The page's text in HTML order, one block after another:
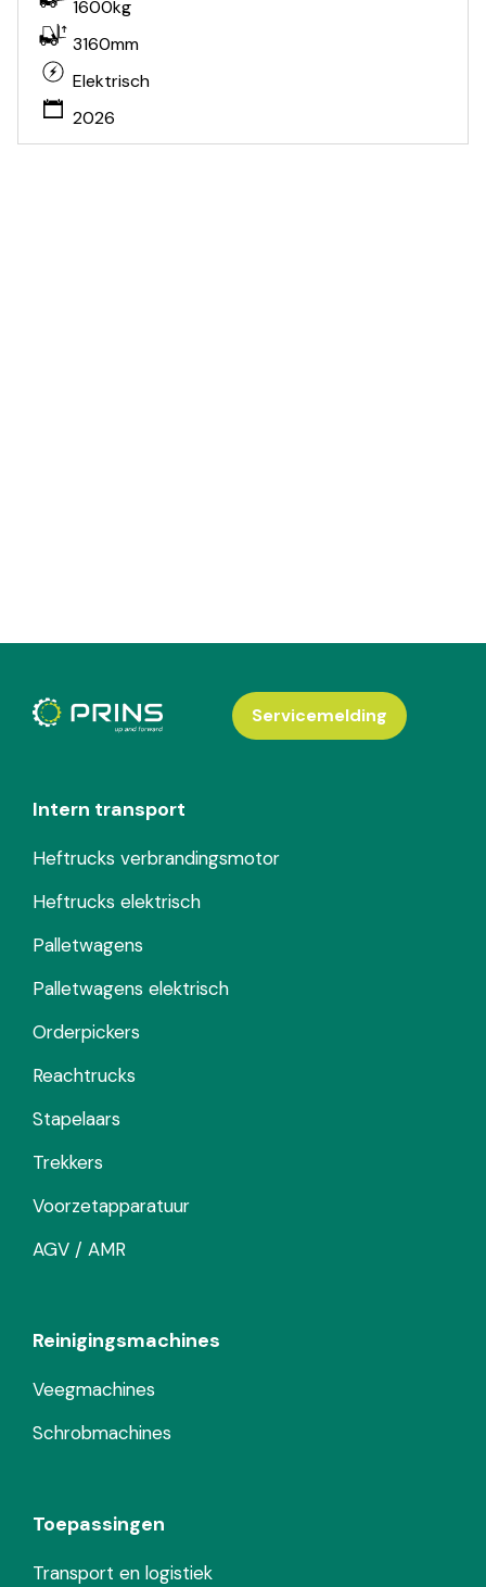
1600kg
3160mm
Elektrisch
2026
Intern transport
Heftrucks verbrandingsmotor
Heftrucks elektrisch
Palletwagens
Palletwagens elektrisch
Orderpickers
Reachtrucks
Stapelaars
Trekkers
Voorzetapparatuur
AGV / AMR
Reinigingsmachines
Veegmachines
Schrobmachines
Toepassingen
Transport en logistiek
Servicemelding